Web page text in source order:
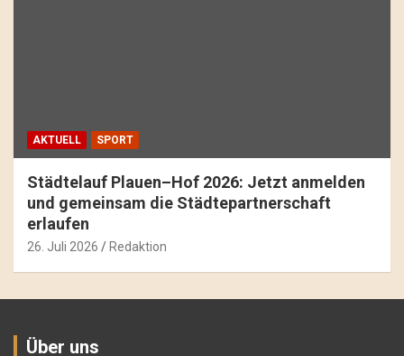
AKTUELL SPORT
Städtelauf Plauen–Hof 2026: Jetzt anmelden
und gemeinsam die Städtepartnerschaft
erlaufen
26. Juli 2026 Redaktion
Über uns